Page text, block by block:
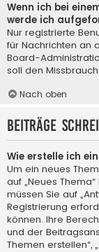
Wenn ich bei
werde ich
Nur registrierte
für Nachrichten an
Board-
soll den
Nach oben
Beiträge
Wie erstelle ich
Um ein neues
auf „Neues
müssen Sie auf
Registrierung
können. Ihre
und der
Themen erstellen“,